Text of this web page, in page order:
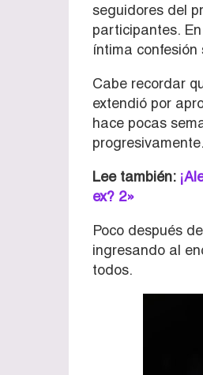
seguidores del
participantes.
íntima confesión
Cabe recordar
extendió por
hace pocas
progresivamente.
Lee también:
ex? 2»
Poco después
ingresando al
todos.